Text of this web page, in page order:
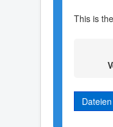
This is